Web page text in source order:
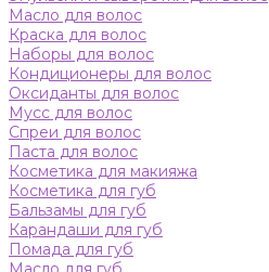
Масло для волос
Краска для волос
Наборы для волос
Кондиционеры для волос
Оксиданты для волос
Мусс для волос
Спреи для волос
Паста для волос
Косметика для макияжа
Косметика для губ
Бальзамы для губ
Карандаши для губ
Помада для губ